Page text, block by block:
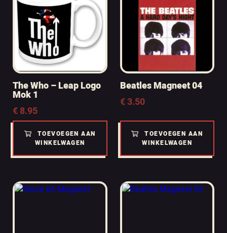
The Who – Leap Logo
Mok 1
€8.95
TOEVOEGEN AAN
WINKELWAGEN
Beatles Magneet 04
€3.50
TOEVOEGEN AAN
WINKELWAGEN